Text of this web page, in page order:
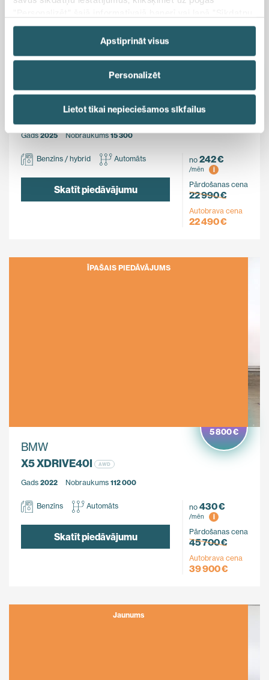
politika". Vairāk informācijas par sīkdatnēm ir pieejama
šajā informatīvajā banerī un mūsu Sīkdatņu politikā.
Apstiprināt visus
Personalizēt
Lietot tikai nepieciešamos sīkfailus
ZS Hybrid+
Gads2025 Nobraukums15 300
Benzīns / hybrid Automāts
Skatīt piedāvājumu
no 242 €
/mēn
i
Pārdošanas cena
22 990 €
Autobrava cena
22 490 €
ĪPAŠAIS PIEDĀVĀJUMS
BMW
X5 XDRIVE40I
AWD
Gads 2022 Nobraukums 112 000
5 800 €
Benzīns Automāts
Skatīt piedāvājumu
no 430 €
/mēn
i
Pārdošanas cena
45 700 €
Autobrava cena
39 900 €
Jaunums